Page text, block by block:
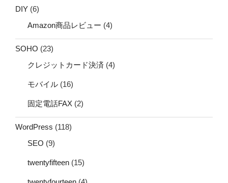
DIY (6)
Amazon商品レビュー (4)
SOHO (23)
クレジットカード決済 (4)
モバイル (16)
固定電話FAX (2)
WordPress (118)
SEO (9)
twentyfifteen (15)